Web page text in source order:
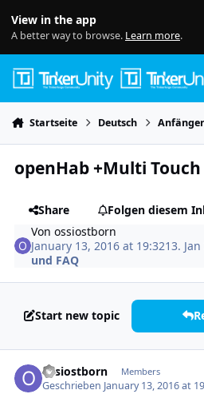
View in the app
A better way to browse. Learn more.
Startseite Deutsch
openHab +Multi
Share
Folgen diesem
Vonossiostborn
January 13, 2016 at 19:3213.
und FAQ
Start new topic
ossiostborn Members
Geschrieben January 13, 2016 at